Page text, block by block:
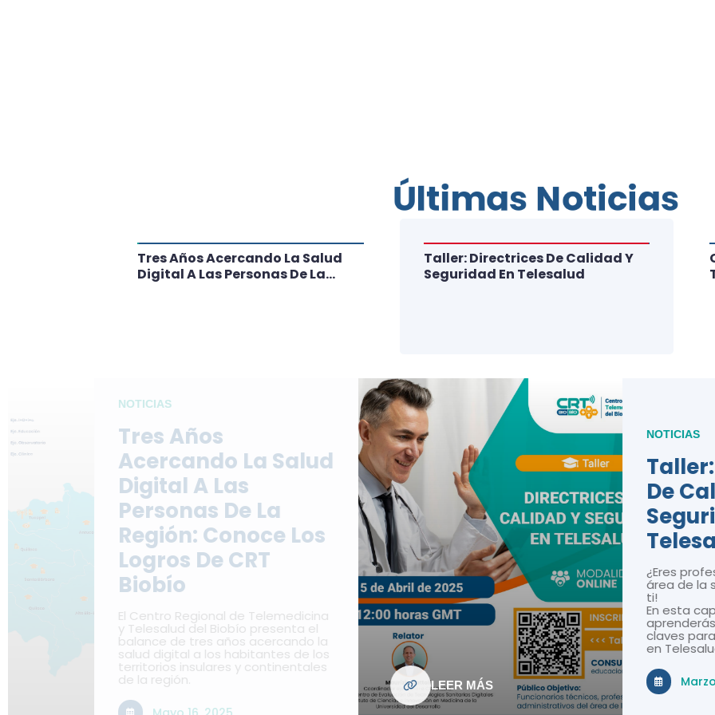
Tres Años
Acercando La Salud
Digital A Las
Personas De La
Región: Conoce Los
Logros De CRT
El Centro Regional de Telemedicina
y Telesalud del Biobío presenta el
balance de tres años acercando la
salud digital a los habitantes de los
territorios insulares y continentales
LEER MÁS
NOTICIAS
Taller:
De Calidad Y
Seguridad En
Telesalud
¿Eres profesional o
área de la salud? ¡Este
ti!
En esta capacitación
aprenderás sobre las
claves para la calidad y
en Telesalud en Chile.
Marzo 25, 2025
Tres Años Acercando La Salud
Digital A Las Personas De La
Taller: Directrices De Calidad Y
Seguridad En Telesalud
Últimas Noticias